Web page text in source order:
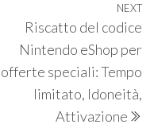
NEXT
Riscatto del codice
Nintendo eShop per
offerte speciali: Tempo
limitato, Idoneità,
Attivazione